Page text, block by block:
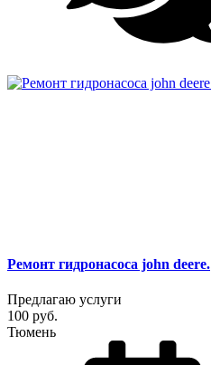
Ремонт гидронасоса john deere.
Предлагаю услуги
100 руб.
Тюмень